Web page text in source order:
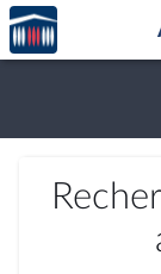
Aller au contenu
Aller en bas de la
Accèder
à la
page